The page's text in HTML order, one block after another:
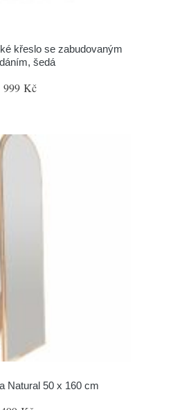
křeslo se zabudovaným
šedá
999 Kč
Natural 50 x 160 cm